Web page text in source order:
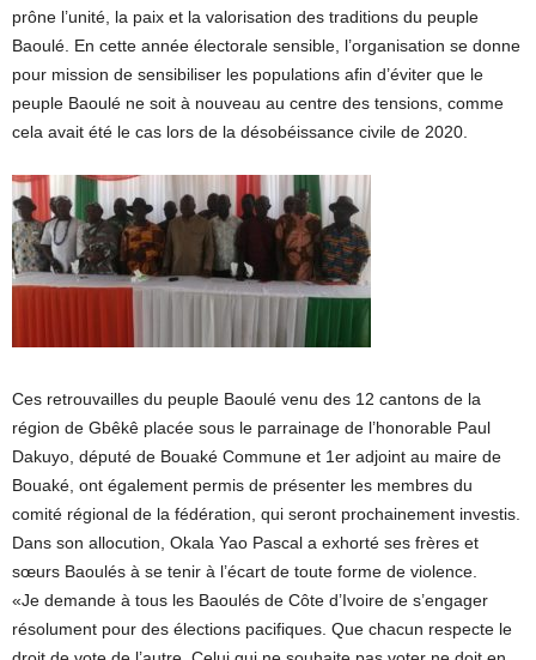
prône l’unité, la paix et la valorisation des traditions du peuple
Baoulé. En cette année électorale sensible, l’organisation se donne
pour mission de sensibiliser les populations afin d’éviter que le
peuple Baoulé ne soit à nouveau au centre des tensions, comme
cela avait été le cas lors de la désobéissance civile de 2020.
Ces retrouvailles du peuple Baoulé venu des 12 cantons de la
région de Gbêkê placée sous le parrainage de l’honorable Paul
Dakuyo, député de Bouaké Commune et 1er adjoint au maire de
Bouaké, ont également permis de présenter les membres du
comité régional de la fédération, qui seront prochainement investis.
Dans son allocution, Okala Yao Pascal a exhorté ses frères et
sœurs Baoulés à se tenir à l’écart de toute forme de violence.
«Je demande à tous les Baoulés de Côte d’Ivoire de s’engager
résolument pour des élections pacifiques. Que chacun respecte le